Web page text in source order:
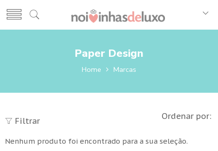
Paper Design
Home Marcas
Filtrar Ordenar por:
Nenhum produto foi encontrado para a sua seleção.